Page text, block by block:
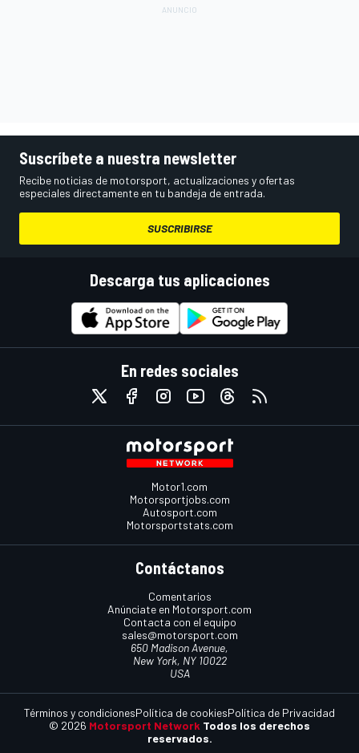
Suscríbete a nuestra newsletter
Recibe noticias de motorsport, actualizaciones y ofertas
especiales directamente en tu bandeja de entrada.
SUSCRIBIRSE
Descarga tus aplicaciones
En redes sociales
Motor1.com
Motorsportjobs.com
Autosport.com
Motorsportstats.com
Contáctanos
Comentarios
Anúnciate en Motorsport.com
Contacta con el equipo
sales@motorsport.com
650 Madison Avenue,
New York, NY 10022
USA
© 2026 Motorsport Network Todos los derechos
reservados.
Términos y condicionesPolítica de cookiesPolítica de Privacidad